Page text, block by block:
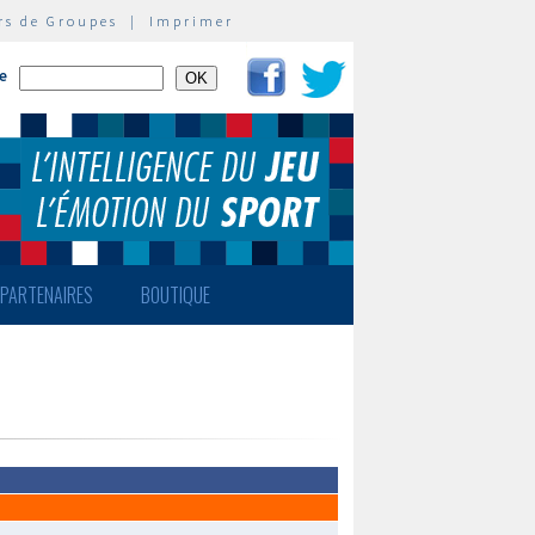
de Groupes | Imprimer
PARTENAIRES BOUTIQUE